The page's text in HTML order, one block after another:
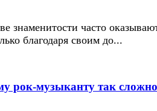
знаменитости часто
благодаря своим до...
рок-музыканту так сложно